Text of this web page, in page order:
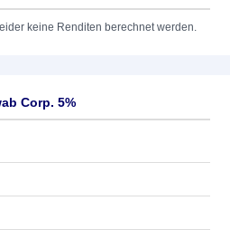
keine Renditen berechnet werden.
Corp. 5%